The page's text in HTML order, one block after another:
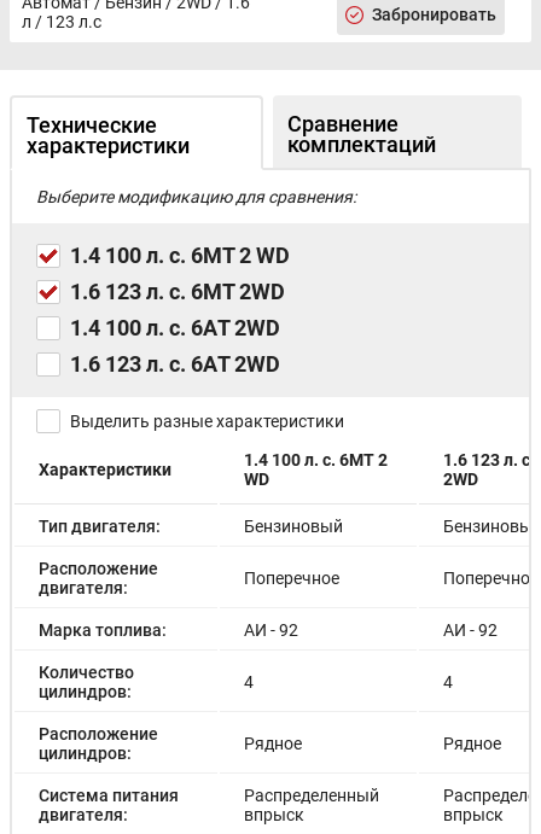
л / 123 л.с
Забронировать
Технические
характеристики
Сравнение
комплектаций
Выберите модификацию для сравнения:
1.4 100 л. с. 6MT 2 WD
1.6 123 л. с. 6MT 2WD
1.4 100 л. с. 6АT 2WD
1.6 123 л. с. 6АT 2WD
Выделить разные характеристики
Характеристики
1.4 100 л. с. 6MT 2
WD
1.6 123 л. с.
2WD
Тип двигателя: Бензиновый Бензиновый
Расположение
двигателя:
Поперечное Поперечное
Марка топлива: АИ - 92 АИ - 92
Количество
цилиндров:
4 4
Расположение
цилиндров:
Рядное Рядное
Система питания
двигателя:
Распределенный
впрыск
впрыск